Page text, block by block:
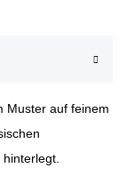
Muster auf feinem